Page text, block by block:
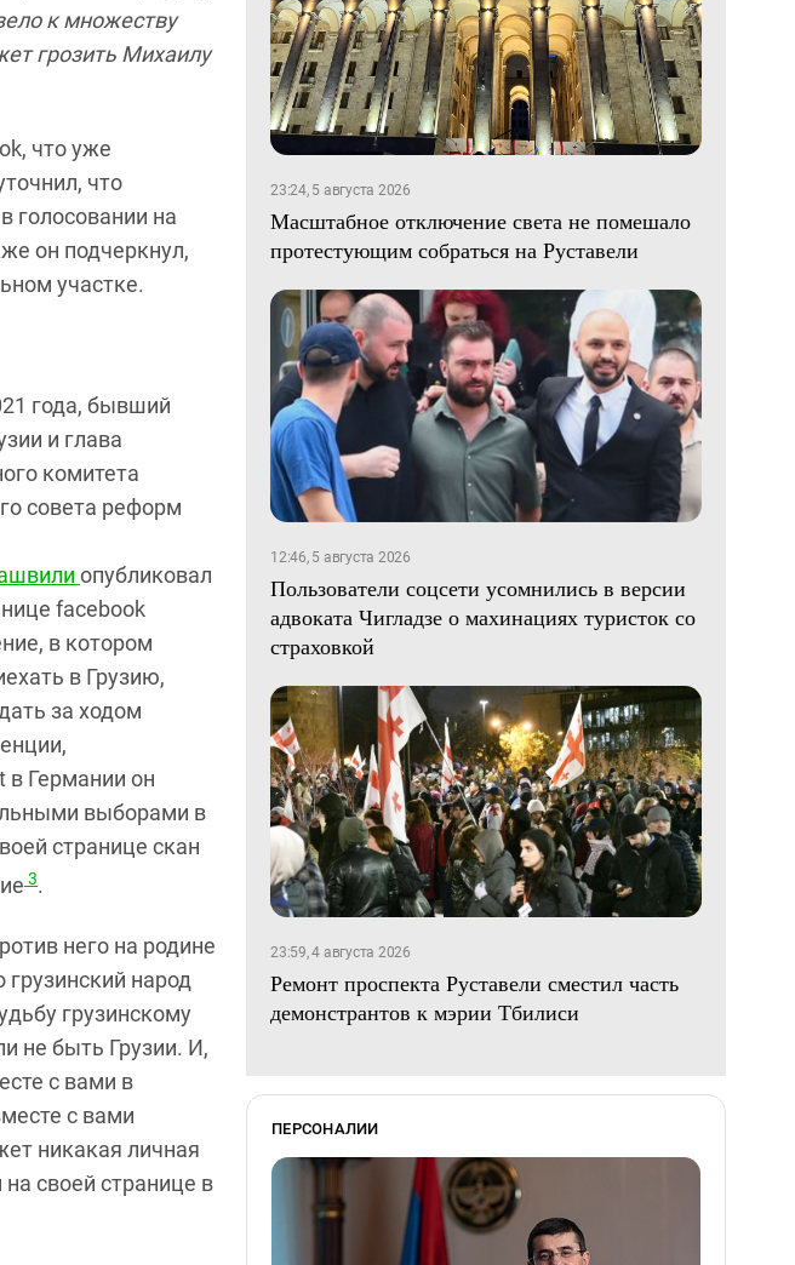
к множеству
грозить Михаилу
что уже
что
голосовании на
он подчеркнул,
участке.
года, бывший
и глава
комитета
совета реформ
опубликовал
facebook
в котором
в Грузию,
за ходом
в Германии он
выборами в
странице скан
3.
него на родине
народ
грузинскому
не быть Грузии. И,
с вами в
с вами
никакая личная
своей странице в
23:24, 5 августа 2026
Масштабное отключение света не помешало
протестующим собраться на Руставели
12:46, 5 августа 2026
Пользователи соцсети усомнились в версии
адвоката Чигладзе о махинациях туристок со
страховкой
23:59, 4 августа 2026
Ремонт проспекта Руставели сместил часть
демонстрантов к мэрии Тбилиси
ПЕРСОНАЛИИ